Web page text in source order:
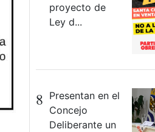
proyecto de
Ley d...
8 Presentan en el
Concejo
Deliberante un